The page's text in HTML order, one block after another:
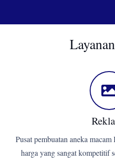
Pusat pembuatan aneka
harga yang sangat kompetitif